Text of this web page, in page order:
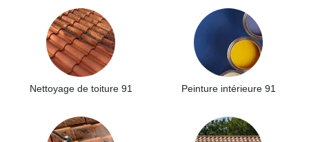
Nettoyage de toiture 91 Peinture intérieure 91